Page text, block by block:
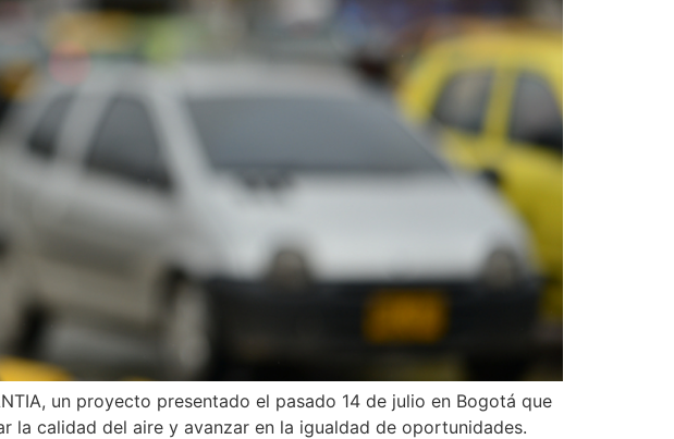
un proyecto presentado el pasado 14 de julio en Bogotá que
la calidad del aire y avanzar en la igualdad de oportunidades.